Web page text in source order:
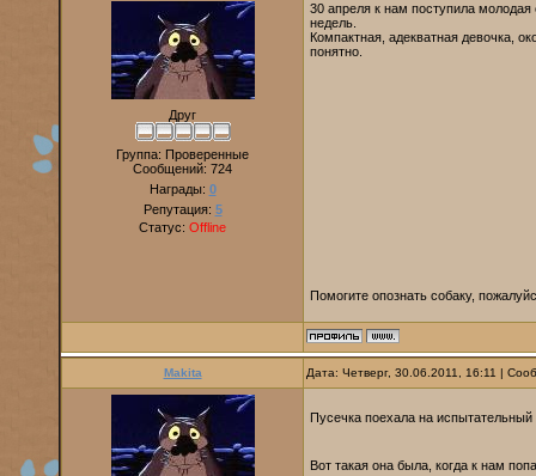
Друг
Группа: Проверенные
Сообщений: 724
Награды: 0
Репутация: 5
Статус: Offline
30 апреля к нам поступила
недель.
Компактная, адекватная девочка,
понятно.
Помогите опознать собаку,
Makita Дата: Четверг, 30.06.2011, 16:11 |
Пусечка поехала на
Вот такая она была, когда к нам